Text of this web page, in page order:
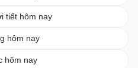
tiết hôm nay
hôm nay
hôm nay